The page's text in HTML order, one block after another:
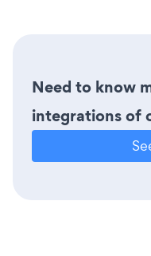
Need to know
integrations of